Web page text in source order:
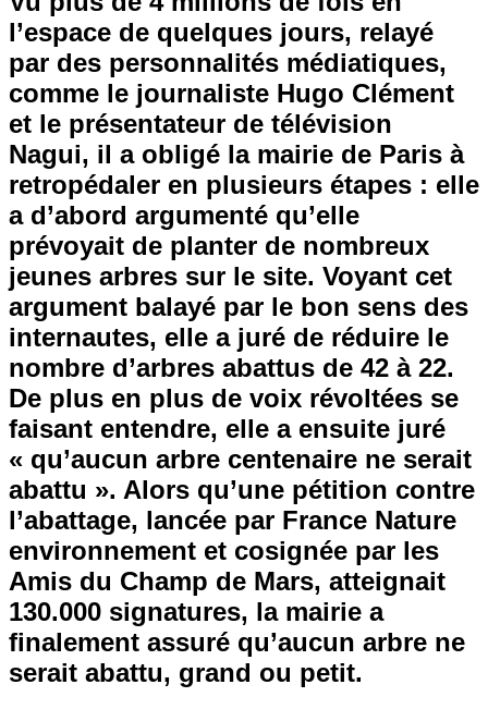
l’espace de quelques jours, relayé
par des personnalités médiatiques,
comme le journaliste Hugo Clément
et le présentateur de télévision
Nagui, il a obligé la mairie de Paris à
retropédaler en plusieurs étapes : elle
a d’abord argumenté qu’elle
prévoyait de planter de nombreux
jeunes arbres sur le site. Voyant cet
argument balayé par le bon sens des
internautes, elle a juré de réduire le
nombre d’arbres abattus de 42 à 22.
De plus en plus de voix révoltées se
faisant entendre, elle a ensuite juré
« qu’aucun arbre centenaire ne serait
abattu ». Alors qu’une pétition contre
l’abattage, lancée par France Nature
environnement et cosignée par les
Amis du Champ de Mars, atteignait
130.000 signatures, la mairie a
finalement assuré qu’aucun arbre ne
serait abattu, grand ou petit.